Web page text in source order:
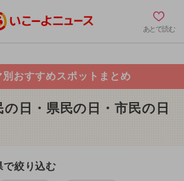
あとで読む
別おすすめスポットまとめ
の日・県民の日・市民の日
絞り込む